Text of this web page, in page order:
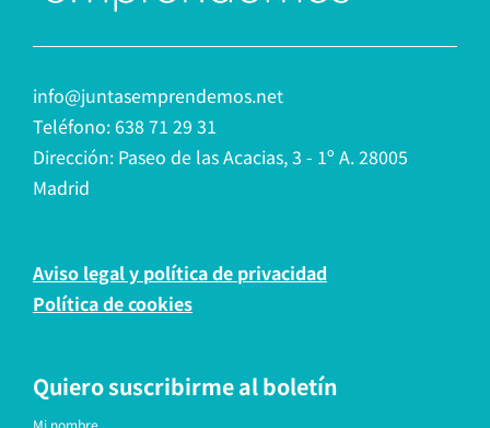
info@juntasemprendemos.net
Teléfono: 638 71 29 31
Dirección: Paseo de las Acacias, 3 - 1º A. 28005
Madrid
Aviso legal y política de privacidad
Política de cookies
Quiero suscribirme al boletín